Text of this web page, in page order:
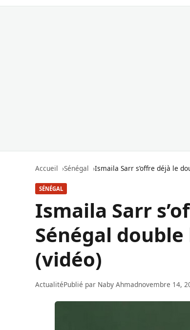
Accueil Sénégal Ismaila Sarr s’offre déjà le
SÉNÉGAL
Ismaila Sarr
Sénégal
(vidéo)
ActualitéPublié par Naby Ahmadnovembre 14,